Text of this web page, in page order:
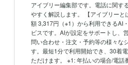
アイブリー編集部です。電話に関す
やすく解説します。 【アイブリーと
額 3,317円（※1）から利用できるAI
ビスです。AIが設定をサポートし、
問い合わせ・注文・予約等の様々な
す。最短1分で利用開始でき、30着
ただけます。 ※1: 年払いの場合/電話